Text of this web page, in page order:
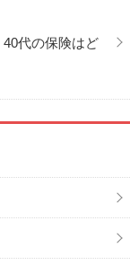
代の保険はど